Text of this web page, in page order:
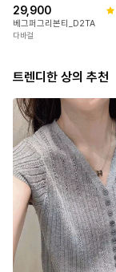
29,900
베그퍼그리본티_D2TA
다바걸
트렌디한 상의 추천